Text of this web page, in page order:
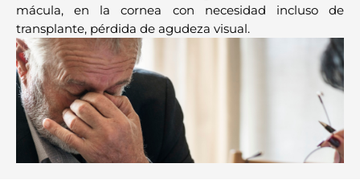
mácula, en la cornea con necesidad incluso de
transplante, pérdida de agudeza visual.